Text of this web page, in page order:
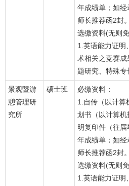
年成绩单；如
师长推荐函2封。
选缴资料(无则免
1.英语能力证明
术相关之竞赛
题研究、特殊
景观暨游
憩管理研
究所
硕士班
必缴资料：
1.自传（以计算
划书（以计算
明复印件（往
年成绩单；如
师长推荐函2封。
选缴资料(无则免
1.英语能力证明